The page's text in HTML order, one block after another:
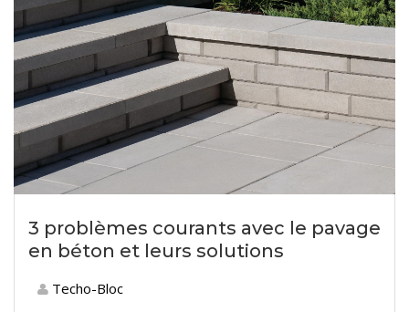
3 problèmes courants avec le pavage
en béton et leurs solutions
Techo-Bloc